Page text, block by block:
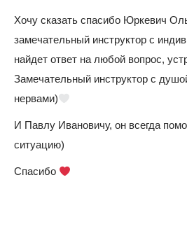
Хочу сказать спасибо Юркевич
замечательный инструктор с
найдет ответ на любой вопрос,
Замечательный инструктор с
нервами)
И Павлу Ивановичу, он всегда
ситуацию)
Спасибо